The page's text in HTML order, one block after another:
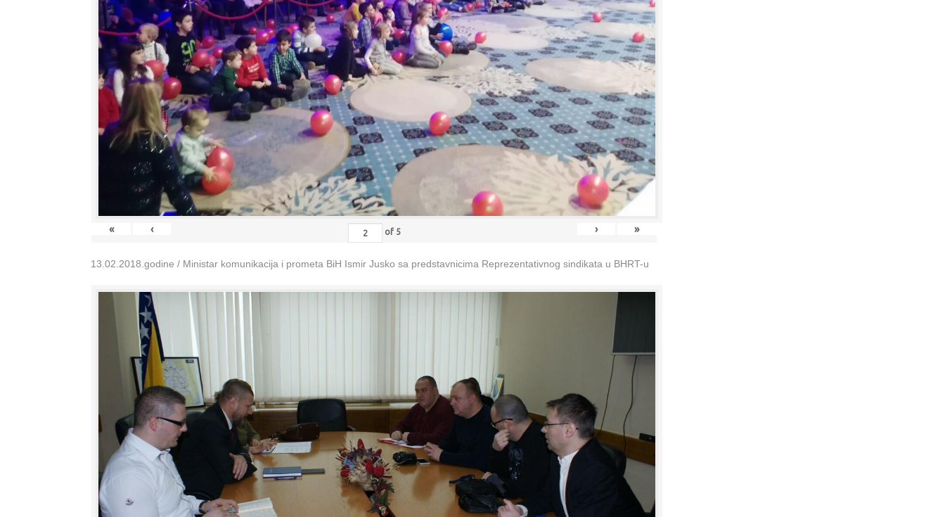
« ‹ of 5 › »
13.02.2018.godine / Ministar komunikacija i prometa BiH Ismir Jusko sa predstavnicima Reprezentativnog sindikata u BHRT-u